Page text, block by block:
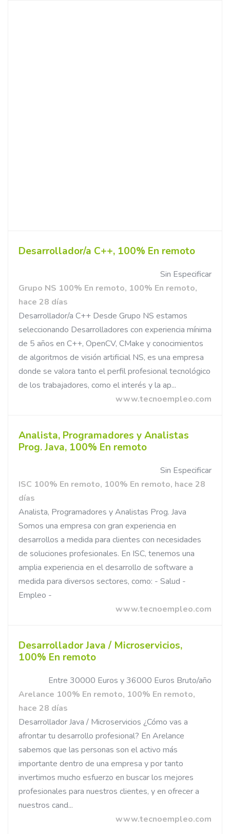
Desarrollador/a C++, 100% En remoto
Sin Especificar
Grupo NS 100% En remoto, 100% En remoto,
hace 28 días
Desarrollador/a C++ Desde Grupo NS estamos
seleccionando Desarrolladores con experiencia mínima
de 5 años en C++, OpenCV, CMake y conocimientos
de algoritmos de visión artificial NS, es una empresa
donde se valora tanto el perfil profesional tecnológico
de los trabajadores, como el interés y la ap...
www.tecnoempleo.com
Analista, Programadores y Analistas
Prog. Java, 100% En remoto
Sin Especificar
ISC 100% En remoto, 100% En remoto, hace 28
días
Analista, Programadores y Analistas Prog. Java
Somos una empresa con gran experiencia en
desarrollos a medida para clientes con necesidades
de soluciones profesionales. En ISC, tenemos una
amplia experiencia en el desarrollo de software a
medida para diversos sectores, como: - Salud -
Empleo -
www.tecnoempleo.com
Desarrollador Java / Microservicios,
100% En remoto
Entre 30000 Euros y 36000 Euros Bruto/año
Arelance 100% En remoto, 100% En remoto,
hace 28 días
Desarrollador Java / Microservicios ¿Cómo vas a
afrontar tu desarrollo profesional? En Arelance
sabemos que las personas son el activo más
importante dentro de una empresa y por tanto
invertimos mucho esfuerzo en buscar los mejores
profesionales para nuestros clientes, y en ofrecer a
nuestros cand...
www.tecnoempleo.com